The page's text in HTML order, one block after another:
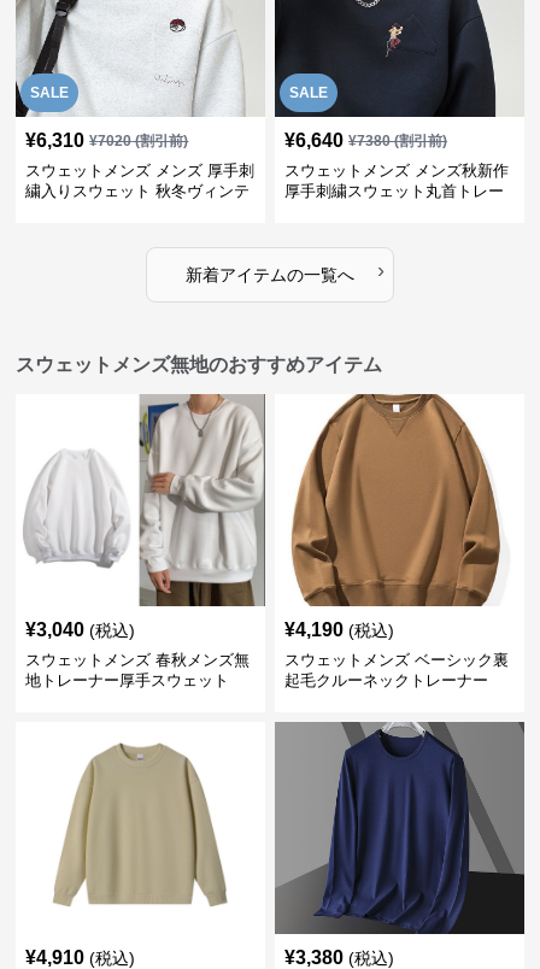
SALE
¥6,310 ¥7020(割引前)
スウェットメンズ メンズ 厚手刺
繍入りスウェット 秋冬ヴィンテ
SALE
¥6,640 ¥7380(割引前)
スウェットメンズ メンズ秋新作
厚手刺繍スウェット丸首トレー
新着アイテムの一覧へ ›
スウェットメンズ無地のおすすめアイテム
¥3,040 (税込)
スウェットメンズ 春秋メンズ無
地トレーナー厚手スウェット
¥4,190 (税込)
スウェットメンズ ベーシック裏
起毛クルーネックトレーナー
¥4,910 (税込) ¥3,380 (税込)